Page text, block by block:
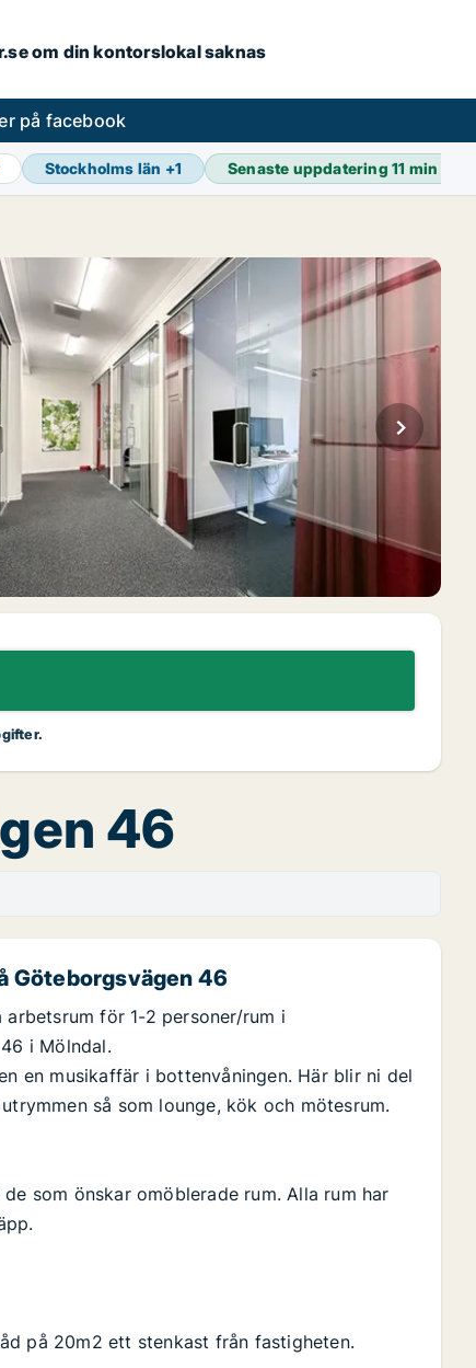
om din kontorslokal saknas
på facebook
Stockholms län +1 Senaste uppdatering11 min
46
Göteborgsvägen 46
för 1-2 personer/rum i
i Mölndal.
en musikaffär i bottenvåningen. Här blir ni del
så som lounge, kök och mötesrum.
som önskar omöblerade rum. Alla rum har
på 20m2 ett stenkast från fastigheten.